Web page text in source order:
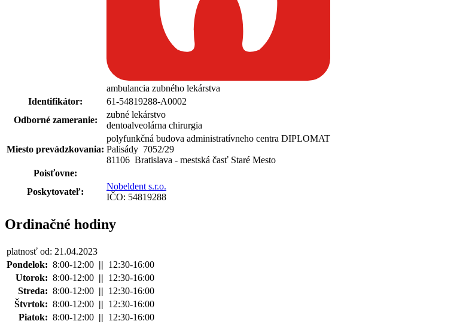
ambulancia zubného lekárstva
Identifikátor:
61-54819288-A0002
Odborné zameranie:
zubné lekárstvo
dentoalveolárna chirurgia
Miesto prevádzkovania:
polyfunkčná budova administratívneho centra DIPLOMAT
Palisády 7052/29
81106 Bratislava - mestská časť Staré Mesto
Poisťovne:
Poskytovateľ:
Nobeldent s.r.o.
IČO: 54819288
Ordinačné hodiny
platnosť od: 21.04.2023
Pondelok: 8:00-12:00 || 12:30-16:00
Utorok: 8:00-12:00 || 12:30-16:00
Streda: 8:00-12:00 || 12:30-16:00
Štvrtok: 8:00-12:00 || 12:30-16:00
Piatok: 8:00-12:00 || 12:30-16:00